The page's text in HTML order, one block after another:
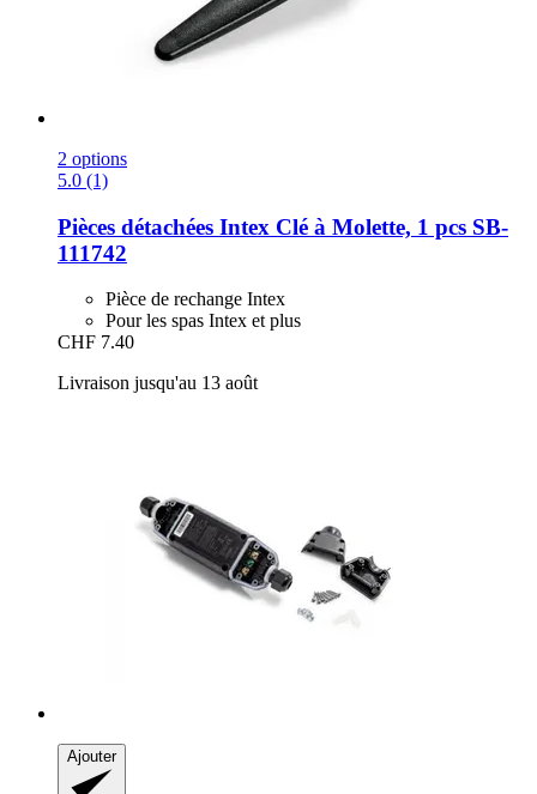
2 options
5.0 (1)
Pièces détachées Intex Clé à Molette, 1 pcs SB-​
111742
Pièce de rechange Intex
Pour les spas Intex et plus
CHF 7.40
Livraison jusqu'au 13 août
Ajouter